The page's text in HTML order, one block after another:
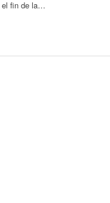
fin de la…